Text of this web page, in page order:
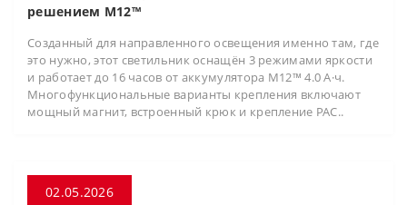
решением M12™
Созданный для направленного освещения именно там, где
это нужно, этот светильник оснащён 3 режимами яркости
и работает до 16 часов от аккумулятора M12™ 4.0 А·ч.
Многофункциональные варианты крепления включают
мощный магнит, встроенный крюк и крепление PAC..
02.05.2026